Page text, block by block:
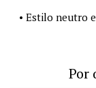
• Estilo neutro
Por